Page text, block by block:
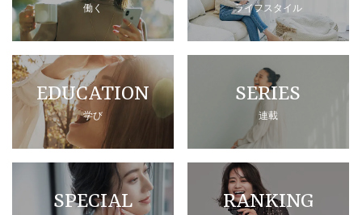
働く ライフスタイル
EDUCATION
学び
SERIES
連載
SPECIAL RANKING